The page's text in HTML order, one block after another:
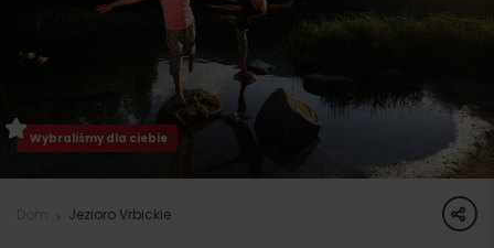
Wybraliśmy dla ciebie
Jezioro Vrbickie share